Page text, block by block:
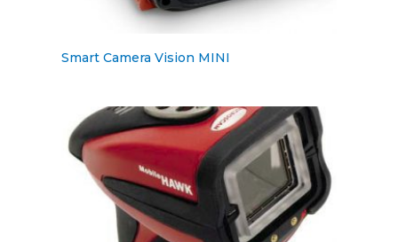
Smart Camera Vision MINI